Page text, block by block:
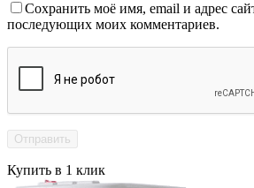
Сохранить моё имя, email и адрес
последующих моих комментариев.
Купить в 1 клик